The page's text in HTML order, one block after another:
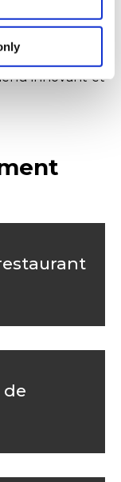
estimer quel
générer
et laissez-
innovant et
de